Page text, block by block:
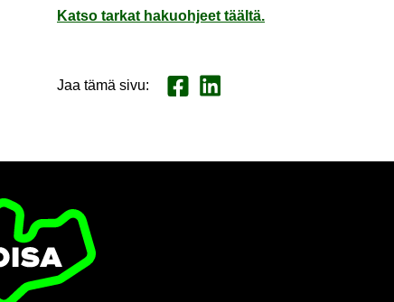
Katso tar­kat ha­kuoh­jeet tääl­tä.
Jaa tämä sivu: Jaa Face­book
Jaa Lin­ke­dI­nis­sä